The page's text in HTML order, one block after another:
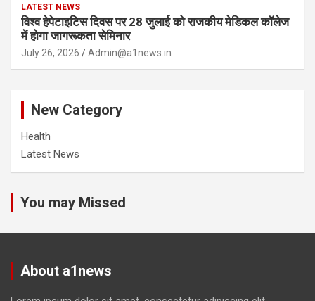
LATEST NEWS
विश्व हेपेटाइटिस दिवस पर 28 जुलाई को राजकीय मेडिकल कॉलेज
में होगा जागरूकता सेमिनार
July 26, 2026 Admin@a1news.in
New Category
Health
Latest News
You may Missed
About a1news